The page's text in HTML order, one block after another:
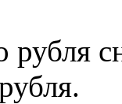
рубля